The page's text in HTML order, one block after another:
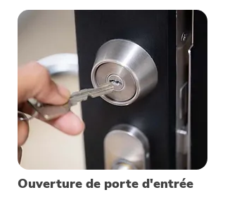
Ouverture de porte d'entrée